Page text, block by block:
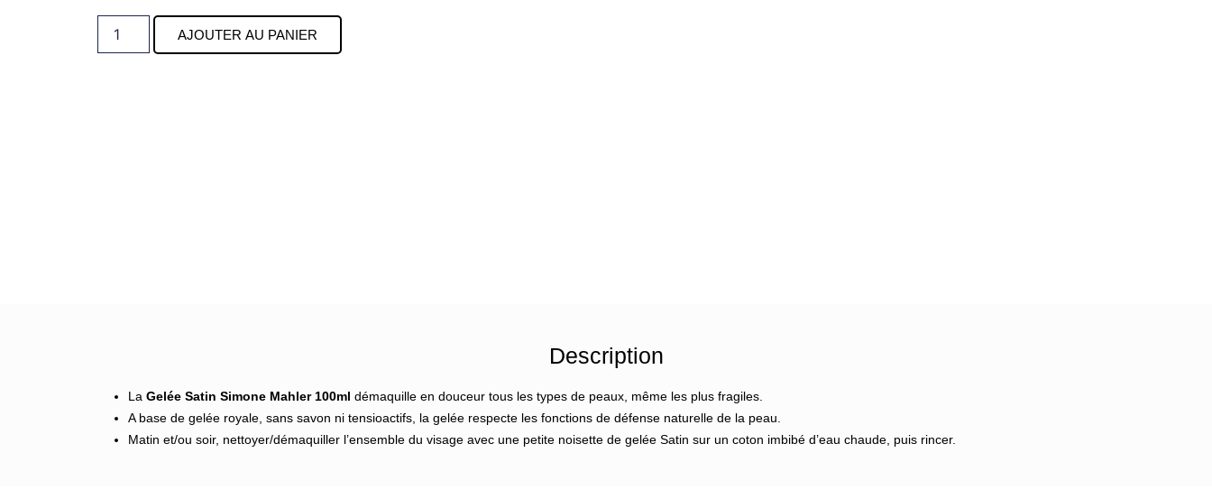
AJOUTER AU PANIER
Description
La Gelée Satin Simone Mahler 100ml démaquille en douceur tous les types de peaux, même les plus fragiles.
A base de gelée royale, sans savon ni tensioactifs, la gelée respecte les fonctions de défense naturelle de la peau.
Matin et/ou soir, nettoyer/démaquiller l’ensemble du visage avec une petite noisette de gelée Satin sur un coton imbibé d’eau chaude, puis rincer.